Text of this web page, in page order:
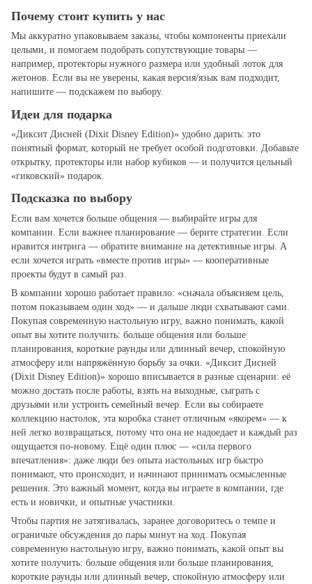
Почему стоит купить у нас
Мы аккуратно упаковываем заказы, чтобы компоненты приехали
целыми, и помогаем подобрать сопутствующие товары —
например, протекторы нужного размера или удобный лоток для
жетонов. Если вы не уверены, какая версия/язык вам подходит,
напишите — подскажем по выбору.
Идеи для подарка
«Диксит Дисней (Dixit Disney Edition)» удобно дарить: это
понятный формат, который не требует особой подготовки. Добавьте
открытку, протекторы или набор кубиков — и получится цельный
«гиковский» подарок.
Подсказка по выбору
Если вам хочется больше общения — выбирайте игры для
компании. Если важнее планирование — берите стратегии. Если
нравится интрига — обратите внимание на детективные игры. А
если хочется играть «вместе против игры» — кооперативные
проекты будут в самый раз.
В компании хорошо работает правило: «сначала объясняем цель,
потом показываем один ход» — и дальше люди схватывают сами.
Покупая современную настольную игру, важно понимать, какой
опыт вы хотите получить: больше общения или больше
планирования, короткие раунды или длинный вечер, спокойную
атмосферу или напряжённую борьбу за очки. «Диксит Дисней
(Dixit Disney Edition)» хорошо вписывается в разные сценарии: её
можно достать после работы, взять на выходные, сыграть с
друзьями или устроить семейный вечер. Если вы собираете
коллекцию настолок, эта коробка станет отличным «якорем» — к
ней легко возвращаться, потому что она не надоедает и каждый раз
ощущается по‑новому. Ещё один плюс — «сила первого
впечатления»: даже люди без опыта настольных игр быстро
понимают, что происходит, и начинают принимать осмысленные
решения. Это важный момент, когда вы играете в компании, где
есть и новички, и опытные участники.
Чтобы партия не затягивалась, заранее договоритесь о темпе и
ограничьте обсуждения до пары минут на ход. Покупая
современную настольную игру, важно понимать, какой опыт вы
хотите получить: больше общения или больше планирования,
короткие раунды или длинный вечер, спокойную атмосферу или